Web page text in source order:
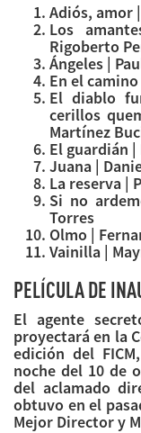
Adiós, amor
Los
Rigoberto
Ángeles |
En el
El diablo
cerillos
Martínez
El guardián
Juana |
La reserva |
Si no
Torres
Olmo |
Vainilla |
PELÍCULA DE
El agente
proyectará en la
edición del
noche del 10 de
del aclamado
obtuvo en el
Mejor Director y